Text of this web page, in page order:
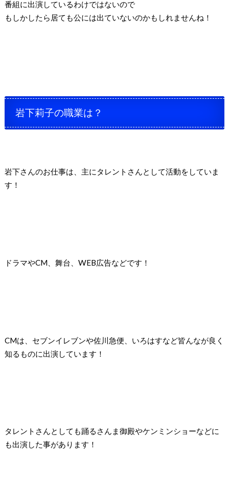
番組に出演しているわけではないので
もしかしたら居ても公には出ていないのかもしれませんね！
岩下莉子の職業は？
岩下さんのお仕事は、主にタレントさんとして活動をしていま
す！
ドラマやCM、舞台、WEB広告などです！
CMは、セブンイレブンや佐川急便、いろはすなど皆んなが良く
知るものに出演しています！
タレントさんとしても踊るさんま御殿やケンミンショーなどに
も出演した事があります！